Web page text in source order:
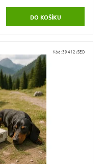
Kód:39412/SED